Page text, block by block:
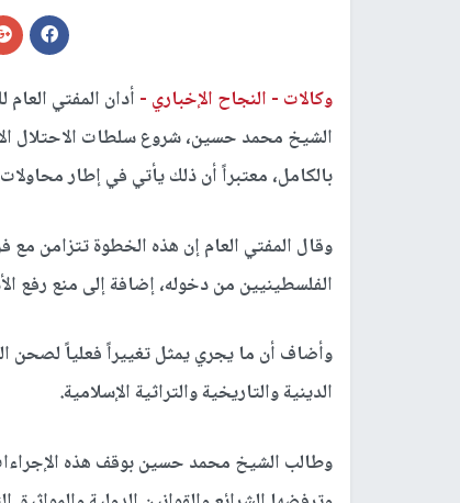
وكالات - النجاح الإخباري - أدان المفتي
الشيخ محمد حسين، شروع سلطات الاحتلال
بالكامل، معتبراً أن ذلك يأتي في إطار
وقال المفتي العام إن هذه الخطوة تتزامن
الفلسطينيين من دخوله، إضافة إلى منع رفع
وأضاف أن ما يجري يمثل تغييراً فعلياً لصحن
الدينية والتاريخية والتراثية الإسلامية.
وطالب الشيخ محمد حسين بوقف هذه